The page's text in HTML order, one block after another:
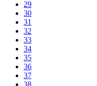
29
30
31
32
33
34
35
36
37